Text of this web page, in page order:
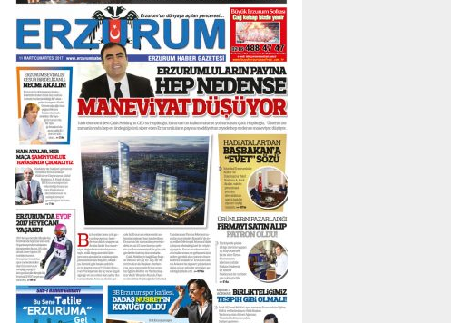
Bir fotoğraf, bir şehir, bir
gazeteci… Dizginler kimin
elinde?
31 Mart 2026 Salı
A. Berhan Yılmaz
BİR BÖLÜM DEĞİL, BİR ÖMÜR
SEÇİYORSUNUZ… “NEDEN
ATATÜRK ÜNİVERSİTESİ?”
28 Temmuz 2026 Salı
Ahmet Gökhan YAZICI
Ahmed Yesevi’den bir
Alperen… ”Reisimiz” idi…
Hakka yürüdü.!
26 Mart 2026 Perşembe
Cem Bakırcı
Ardında bıraktığı hatıralarıyla
gönül adamı Faruk Terzioğlu!
13 Mayıs 2026 Çarşamba